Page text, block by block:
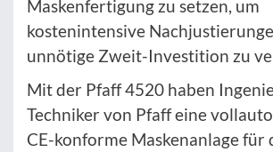
Maskenfertigung zu setzen, um
kostenintensive
unnötige Zweit-Investition zu
Mit der Pfaff 4520 haben
Techniker von Pfaff eine
CE-konforme Maskenanlage für